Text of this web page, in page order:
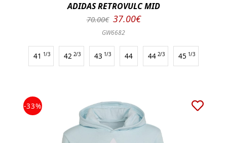
ADIDAS RETROVULC MID
70.00€ 37.00€
GW6682
41 1/3 42 2/3 43 1/3 44 44 2/3 45 1/3
-33%